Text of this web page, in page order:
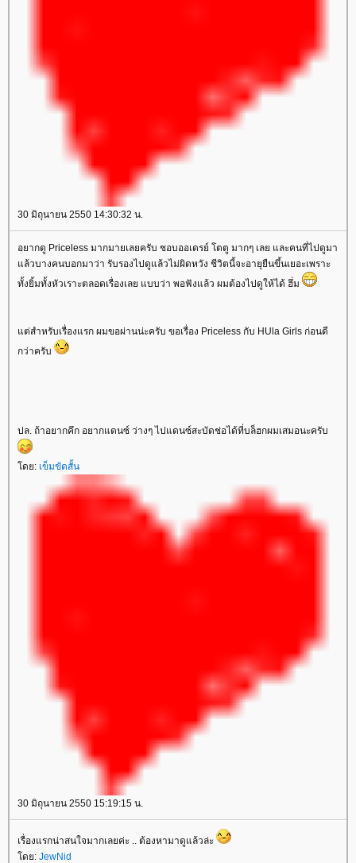
30 มิถุนายน 2550 14:30:32 น.
อยากดู Priceless มากมายเลยครับ ชอบออเดรย์ โตตู มากๆ เลย และคนที่ไปดูมา
ล้วบางคนบอกมาว่า รับรองไปดูแล้วไม่ผิดหวัง ชีวิตนี้จะอายุยืนขึ้นเยอะเพราะ
ทั้งยิ้มทั้งหัวเราะตลอดเรื่องเลย แบบว่า พอฟังแล้ว ผมต้องไปดูให้ได้ ฮึ่ม
ต่สำหรับเรื่องแรก ผมขอผ่านน่ะครับ ขอเรื่อง Priceless กับ HUla Girls ก่อนดี
กว่าครับ
ปล. ถ้าอยากคึก อยากแดนซ์ ว่างๆ ไปแดนซ์สะบัดช่อได้ที่บล็ฮกผมเสมอนะครับ
ดย: เข็มขัดสั้น
30 มิถุนายน 2550 15:19:15 น.
เรื่องแรกน่าสนใจมากเลยค่ะ .. ต้องหามาดูแล้วล่ะ
ดย: JewNid